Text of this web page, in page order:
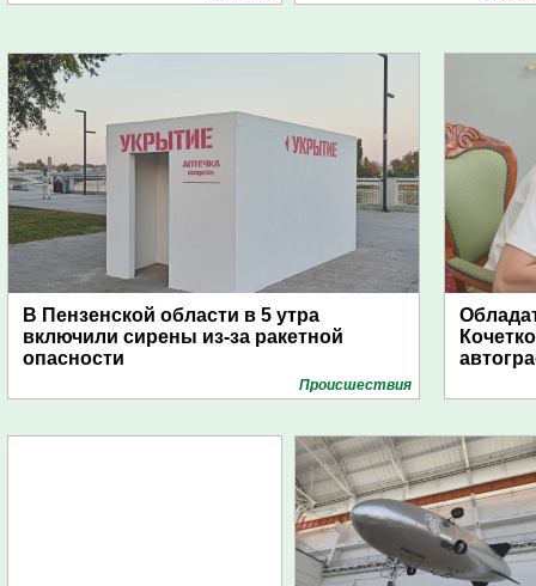
В Пензенской области в 5 утра
включили сирены из-за ракетной
опасности
Проиcшествия